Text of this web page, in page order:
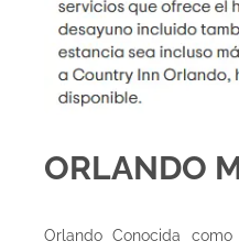
ORLANDO
Orlando Conocida